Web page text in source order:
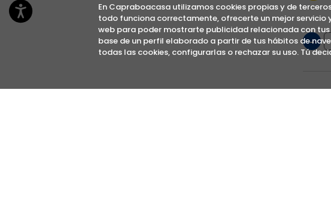
-
En Capraboacasa utilizamos cookies propias y de
todo funciona correctamente, ofrecerte un mejor servicio
web para poder mostrarte publicidad relacionada con
base de un perfil elaborado a partir de tus hábitos de
todas las cookies, configurarlas o rechazar su uso. Tú